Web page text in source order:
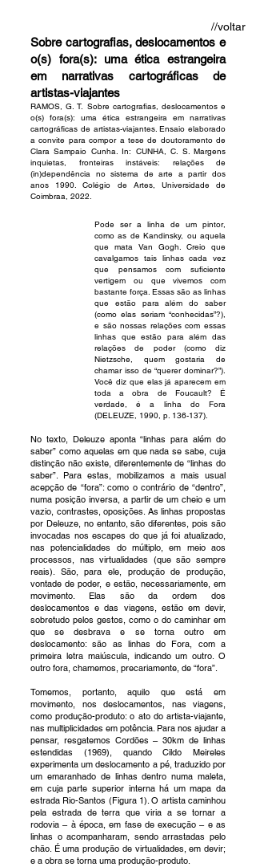
//voltar
Sobre cartografias, deslocamentos e
o(s) fora(s): uma ética estrangeira
em narrativas cartográficas de
artistas-viajantes
RAMOS, G. T. Sobre cartografias, deslocamentos e
o(s) fora(s): uma ética estrangeira em narrativas
cartográficas de artistas-viajantes. Ensaio elaborado
a convite para compor a tese de doutoramento de
Clara Sampaio Cunha. In: CUNHA, C. S. Margens
inquietas, fronteiras instáveis: relações de
(in)dependência no sistema de arte a partir dos
anos 1990. Colégio de Artes, Universidade de
Coimbraa, 2022.
Pode ser a linha de um pintor,
como as de Kandinsky, ou aquela
que mata Van Gogh. Creio que
cavalgamos tais linhas cada vez
que pensamos com suficiente
vertigem ou que vivemos com
bastante força. Essas são as linhas
que estão para além do saber
(como elas seriam “conhecidas”?),
e são nossas relações com essas
linhas que estão para além das
relações de poder (como diz
Nietzsche, quem gostaria de
chamar isso de “querer dominar?”).
Você diz que elas já aparecem em
toda a obra de Foucault? É
verdade, é a linha do Fora
(DELEUZE, 1990, p. 136-137).
No texto, Deleuze aponta “linhas para além do
saber” como aquelas em que nada se sabe, cuja
distinção não existe, diferentemente de “linhas do
saber”. Para estas, mobilizamos a mais usual
acepção de “fora”: como o contrário de “dentro”,
numa posição inversa, a partir de um cheio e um
vazio, contrastes, oposições. As linhas propostas
por Deleuze, no entanto, são diferentes, pois são
invocadas nos escapes do que já foi atualizado,
nas potencialidades do múltiplo, em meio aos
processos, nas virtualidades (que são sempre
reais). São, para ele, produção de produção,
vontade de poder, e estão, necessariamente, em
movimento. Elas são da ordem dos
deslocamentos e das viagens, estão em devir,
sobretudo pelos gestos, como o do caminhar em
que se desbrava e se torna outro em
deslocamento: são as linhas do Fora, com a
primeira letra maiúscula, indicando um outro. O
outro fora, chamemos, precariamente, de “fora”.
Tomemos, portanto, aquilo que está em
movimento, nos deslocamentos, nas viagens,
como produção-produto: o ato do artista-viajante,
nas multiplicidades em potência. Para nos ajudar a
pensar, resgatemos Cordões – 30km de linhas
estendidas (1969), quando Cildo Meireles
experimenta um deslocamento a pé, traduzido por
um emaranhado de linhas dentro numa maleta,
em cuja parte superior interna há um mapa da
estrada Rio-Santos (Figura 1). O artista caminhou
pela estrada de terra que viria a se tornar a
rodovia – à época, em fase de execução – e as
linhas o acompanharam, sendo arrastadas pelo
chão. É uma produção de virtualidades, em devir;
e a obra se torna uma produção-produto.